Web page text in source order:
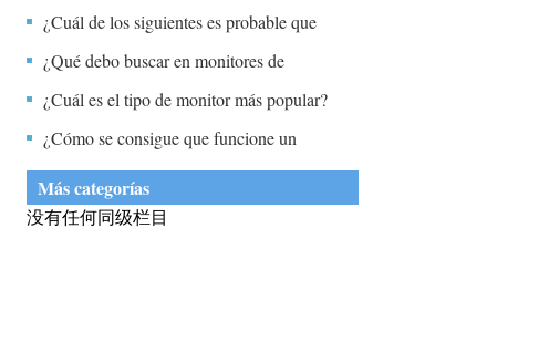
monitor?
¿Cuál de los siguientes es probable que
utilice un móvil doméstico con monitor de 27
pulgadas o todos los anteriores?
¿Qué debo buscar en monitores de
computadora?
¿Cuál es el tipo de monitor más popular?
¿Cómo se consigue que funcione un
segundo monitor?
Más categorías
没有任何同级栏目